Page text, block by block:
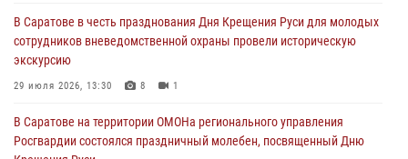
В Саратове в честь празднования Дня Крещения Руси для молодых
сотрудников вневедомственной охраны провели историческую
экскурсию
29 июля 2026, 13:30 8 1
В Саратове на территории ОМОНа регионального управления
Росгвардии состоялся праздничный молебен, посвященный Дню